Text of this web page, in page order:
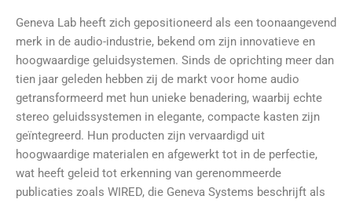
Geneva Lab heeft zich gepositioneerd als een toonaangevend
merk in de audio-industrie, bekend om zijn innovatieve en
hoogwaardige geluidsystemen. Sinds de oprichting meer dan
tien jaar geleden hebben zij de markt voor home audio
getransformeerd met hun unieke benadering, waarbij echte
stereo geluidssystemen in elegante, compacte kasten zijn
geïntegreerd. Hun producten zijn vervaardigd uit
hoogwaardige materialen en afgewerkt tot in de perfectie,
wat heeft geleid tot erkenning van gerenommeerde
publicaties zoals WIRED, die Geneva Systems beschrijft als